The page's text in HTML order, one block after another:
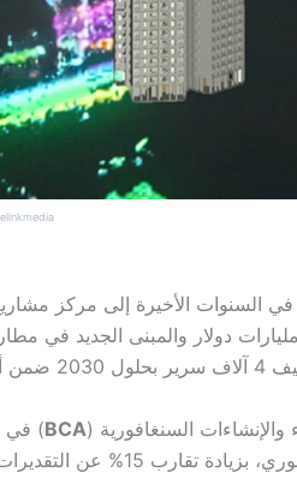
في السنوات الأخيرة إلى مركز
بتكلفة 8 مليارات دولار والمبنى
في البلاد.
والإنشاءات السنغافورية (BCA
15% عن التقديرات السابقة.